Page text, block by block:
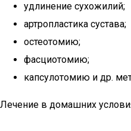
удлинение сухожилий;
артропластика сустава;
остеотомию;
фасциотомию;
капсулотомию и др.
Лечение в домашних